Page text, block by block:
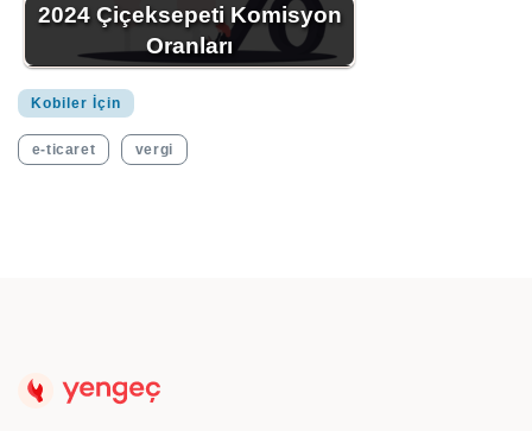
2024 Çiçeksepeti Komisyon
Oranları
Kobiler İçin
e-ticaret vergi